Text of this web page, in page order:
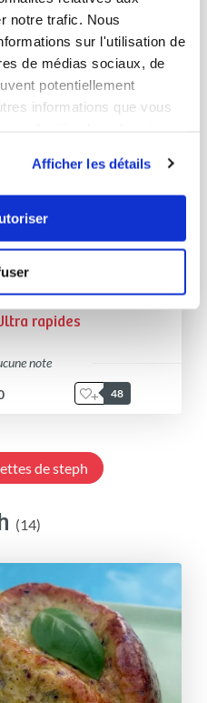
notre trafic. Nous
sur l'utilisation de
de médias sociaux, de
potentiellement
informations que vous
Afficher les détails
Renard
Demarle
rapides
note
48
de steph
(14)